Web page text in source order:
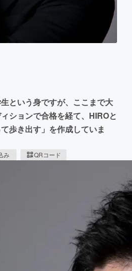
という身ですが、ここまで大
ションで合格を経て、HIROと
歩き出す」を作成していま
み QRコード